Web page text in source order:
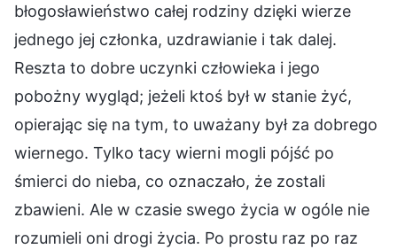
błogosławieństwo całej rodziny dzięki wierze
jednego jej członka, uzdrawianie i tak dalej.
Reszta to dobre uczynki człowieka i jego
pobożny wygląd; jeżeli ktoś był w stanie żyć,
opierając się na tym, to uważany był za dobrego
wiernego. Tylko tacy wierni mogli pójść po
śmierci do nieba, co oznaczało, że zostali
zbawieni. Ale w czasie swego życia w ogóle nie
rozumieli oni drogi życia. Po prostu raz po raz